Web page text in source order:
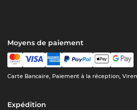
Moyens de paiement
Carte Bancaire, Paiement à la réception,
Expédition